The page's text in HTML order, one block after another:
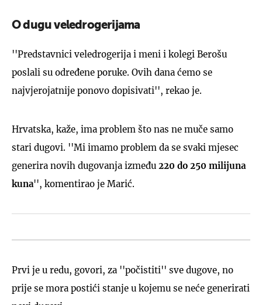
O dugu veledrogerijama
''Predstavnici veledrogerija i meni i kolegi Berošu
poslali su određene poruke. Ovih dana ćemo se
najvjerojatnije ponovo dopisivati'', rekao je.
Hrvatska, kaže, ima problem što nas ne muče samo
stari dugovi. ''Mi imamo problem da se svaki mjesec
generira novih dugovanja između 220 do 250 milijuna
kuna'', komentirao je Marić.
Prvi je u redu, govori, za ''počistiti'' sve dugove, no
prije se mora postići stanje u kojemu se neće generirati